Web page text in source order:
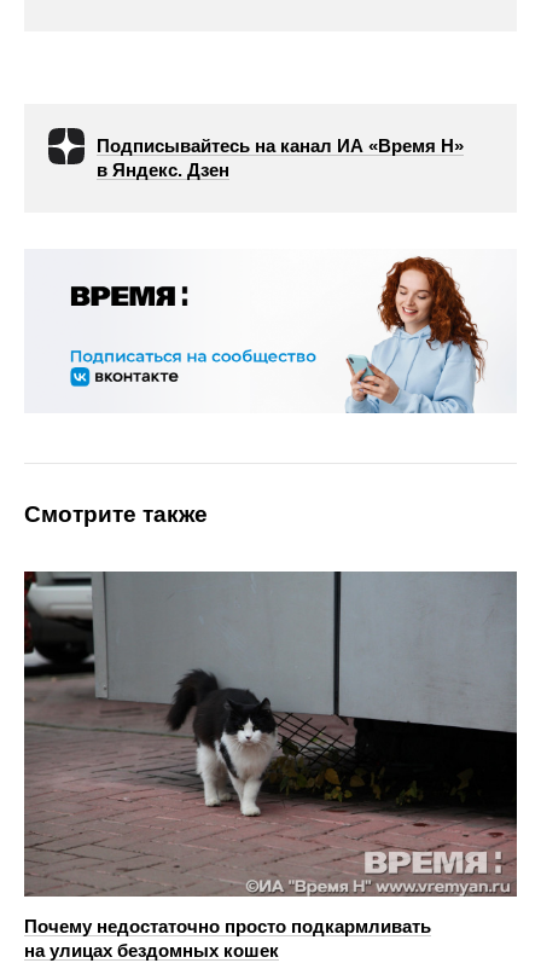
Подписывайтесь на канал ИА «Время Н»
в Яндекс. Дзен
Смотрите также
Почему недостаточно просто подкармливать
на улицах бездомных кошек